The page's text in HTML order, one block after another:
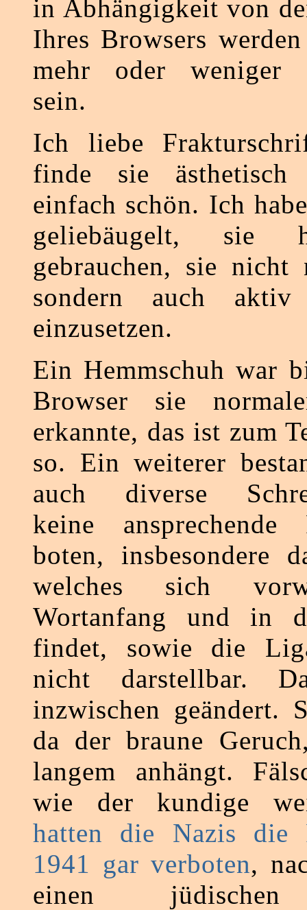
in Abhängigkeit von
Ihres Browsers
mehr oder weniger
sein.
Ich liebe
finde sie ästhetisch
einfach schön. Ich
geliebäugelt, sie
gebrauchen, sie nicht
sondern auch aktiv
einzusetzen.
Ein Hemmschuh war
Browser sie
erkannte, das ist zum
so. Ein weiterer
auch diverse
keine ansprechende
boten, insbesondere
welches sich
Wortanfang und in
findet, sowie die
nicht darstellbar.
inzwischen geändert.
da der braune
langem anhängt.
wie der kundige
hatten die Nazis die
1941 gar verboten,
einen jüdischen